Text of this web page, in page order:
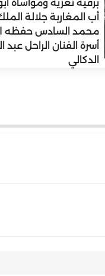
برقية تعزية ومواساة
أب المغاربة جلالة
محمد السادس حفظه
أسرة الفنان الراحل عبد
الدكالي